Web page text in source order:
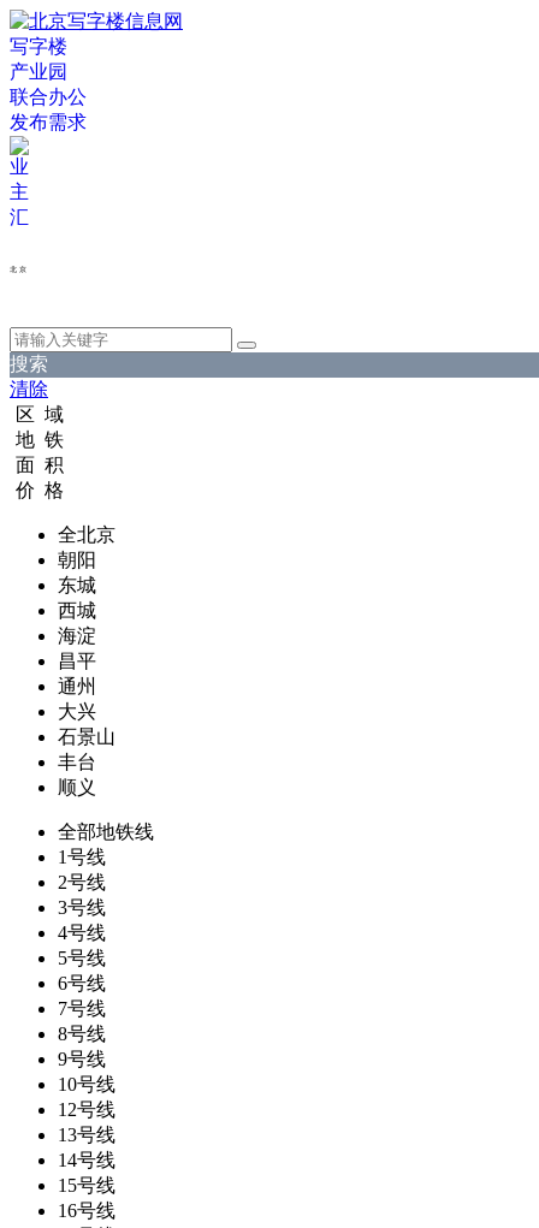
写字楼
产业园
联合办公
发布需求
北 京
搜索
清除
区 域
地 铁
面 积
价 格
全北京
朝阳
东城
西城
海淀
昌平
通州
大兴
石景山
丰台
顺义
全部地铁线
1号线
2号线
3号线
4号线
5号线
6号线
7号线
8号线
9号线
10号线
12号线
13号线
14号线
15号线
16号线